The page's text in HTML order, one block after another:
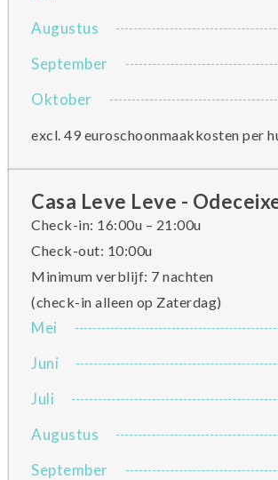
Augustus
September
Oktober
excl. 49 euroschoonmaakkosten per
Casa Leve Leve -
Check-in: 16:00u – 21:00u
Check-out: 10:00u
Minimum verblijf: 7 nachten
(check-in alleen op Zaterdag)
Mei
Juni
Juli
Augustus
September